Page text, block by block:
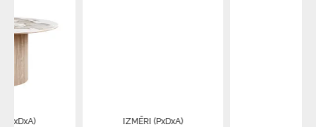
IZMĒRI (PxDxA)